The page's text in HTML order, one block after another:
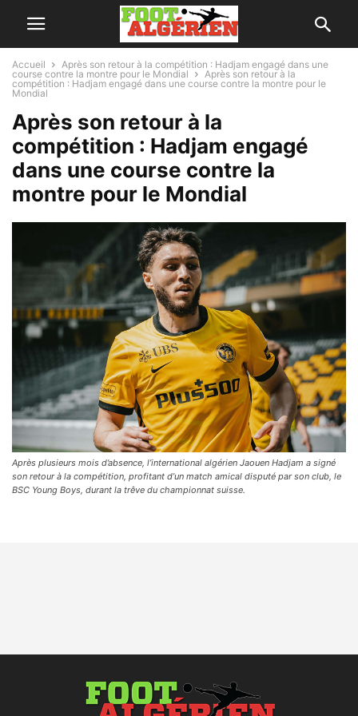
Accueil
Après son retour à la compétition : Hadjam engagé dans une
course contre la montre pour le Mondial
Après son retour à la
compétition : Hadjam engagé dans une course contre la montre pour le
Mondial
Après son retour à la
compétition : Hadjam engagé
dans une course contre la
montre pour le Mondial
Après plusieurs mois d’absence, l’international algérien Jaouen Hadjam a signé
son retour à la compétition, profitant d’un match amical disputé par son club, le
BSC Young Boys, durant la trêve du championnat suisse.